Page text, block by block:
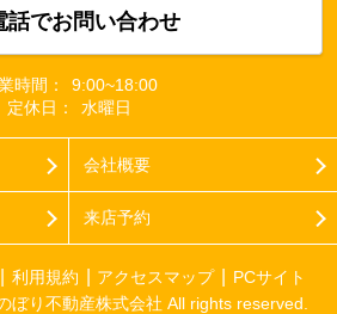
話でお問い合わせ
時間：
9:00~18:00
定休日：
水曜日
会社概要
来店予約
利用規約 アクセスマップ
PCサイト
ぼり不動産株式会社 All rights reserved.